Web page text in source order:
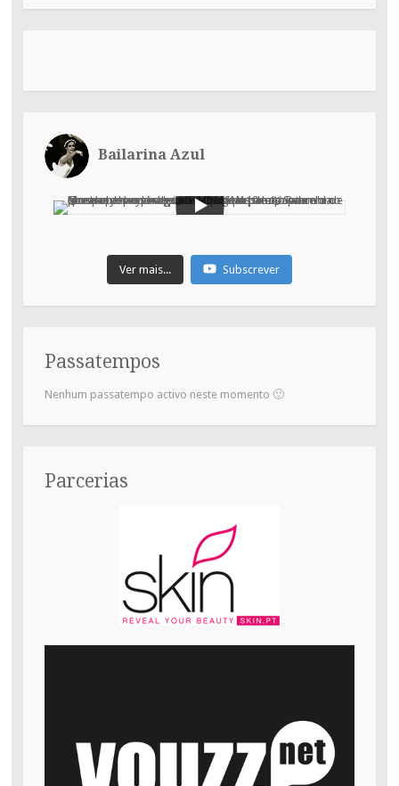
Bailarina Azul
Ver mais... Subscrever
Passatempos
Nenhum passatempo activo neste momento 🙂
Parcerias